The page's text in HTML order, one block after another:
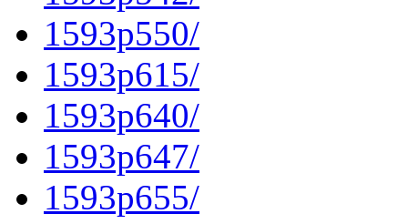
1593p550/
1593p615/
1593p640/
1593p647/
1593p655/